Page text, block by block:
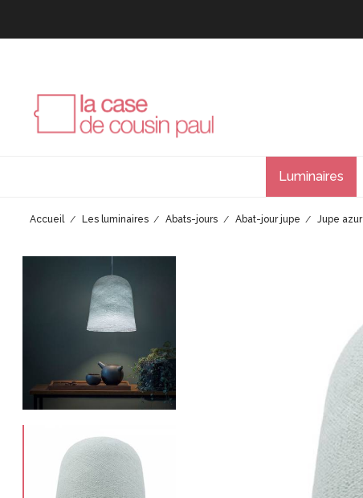
Luminaires
Accueil Les luminaires Abats-jours Abat-jour jupe Jupe azur